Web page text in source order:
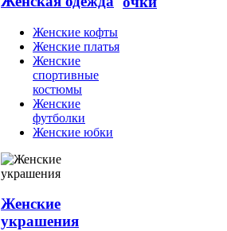
Женские кофты
Женские платья
Женские
спортивные
костюмы
Женские
футболки
Женские юбки
Женские
украшения